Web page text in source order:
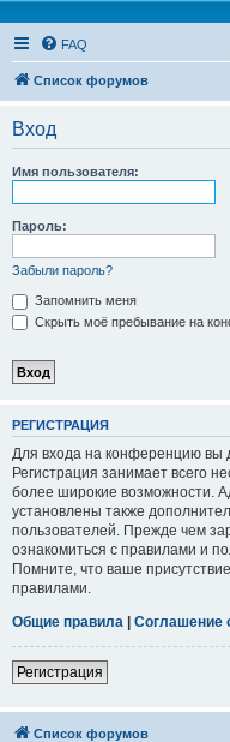
FAQ
Список форумов
Вход
Имя пользователя:
Пароль:
Забыли пароль?
Запомнить меня
Скрыть моё пребывание на
РЕГИСТРАЦИЯ
Для входа на конференцию вы
Регистрация занимает всего
более широкие возможности.
установлены также
пользователей. Прежде чем
ознакомиться с правилами и
Помните, что ваше
правилами.
Общие правила | Соглашение
Регистрация
Список форумов